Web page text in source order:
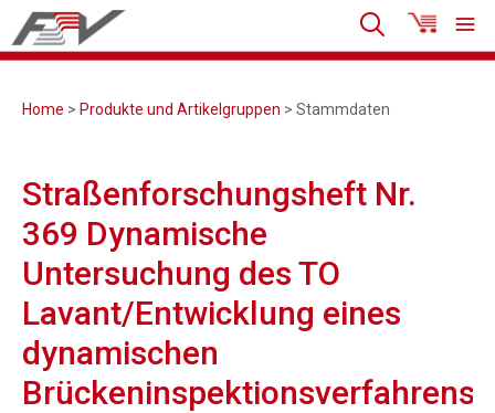
Home > Produkte und Artikelgruppen > Stammdaten
Straßenforschungsheft Nr.
369 Dynamische
Untersuchung des TO
Lavant/Entwicklung eines
dynamischen
Brückeninspektionsverfahrens